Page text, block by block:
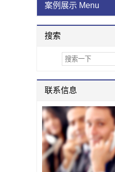
案例展示 Menu
搜索
联系信息